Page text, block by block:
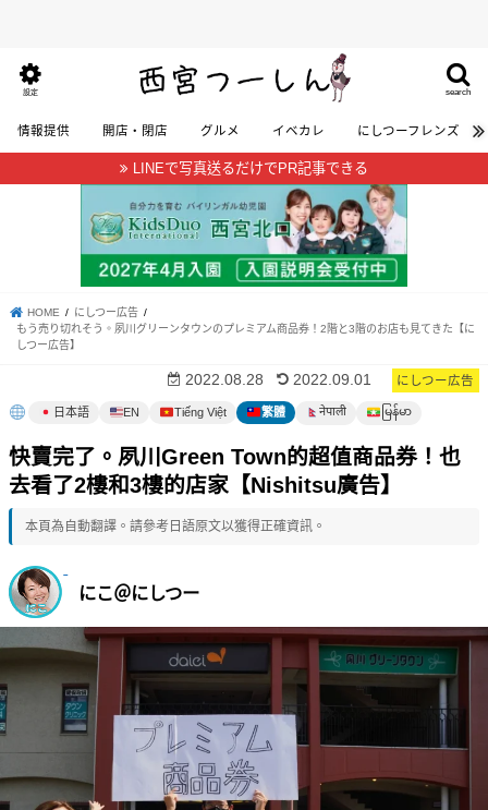
search
設定
情報提供 開店・閉店 グルメ イベカレ にしつーフレンズ
LINEで写真送るだけでPR記事できる
HOME
にしつー広告
もう売り切れそう。夙川グリーンタウンのプレミアム商品券！2階と3階のお店も見てきた【に
しつー広告】
にしつー広告
2022.08.28 2022.09.01
日本語 EN Tiếng Việt 繁體 नेपाली မြန်မာ
快賣完了。夙川Green Town的超值商品券！也
去看了2樓和3樓的店家【Nishitsu廣告】
本頁為自動翻譯。請參考日語原文以獲得正確資訊。
にこ＠にしつー